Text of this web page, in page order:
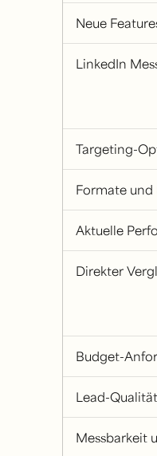
Neue
LinkedIn
Targeting-
Formate und
Aktuelle
Direkter
Budget-
Lead-
Messbarkeit